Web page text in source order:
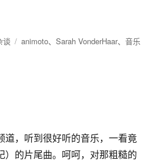
好歌”
谈
标
animoto、Sarah VonderHaar、音乐
道，听到很好听的音乐，一看竟
）的片尾曲。呵呵，对那粗糙的